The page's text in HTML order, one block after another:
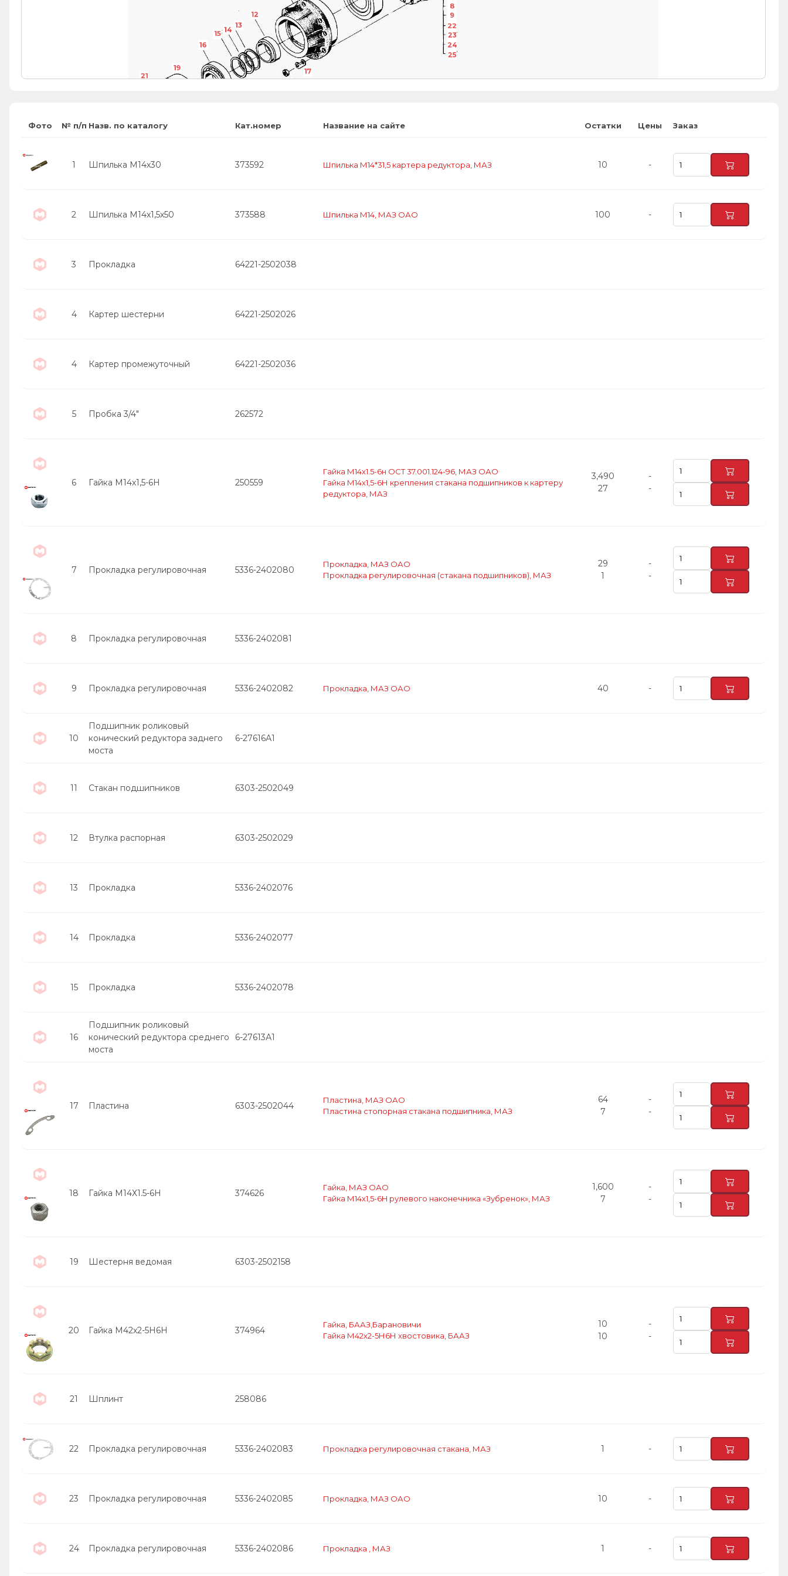
13
25
24
23
22
21
19
18
17
16
15 14
12 9
8
Фото № п/п Назв. по каталогу Кат.номер Название на сайте Остатки Цены Заказ
1 Шпилька М14х30 373592 Шпилька М14*31,5 картера редуктора, МАЗ 10 -
2 Шпилька М14х1,5х50 373588 Шпилька М14, МАЗ ОАО 100 -
3 Прокладка 64221-2502038
4 Картер шестерни 64221-2502026
4 Картер промежуточный 64221-2502036
5 Пробка 3/4" 262572
6 Гайка М14х1,5-6Н 250559
Гайка М14х1.5-6н ОСТ 37.001.124-96, МАЗ ОАО
Гайка М14х1,5-6Н крепления стакана подшипников к картеру
редуктора, МАЗ
3,490
27
-
-
7 Прокладка регулировочная 5336-2402080
Прокладка, МАЗ ОАО
Прокладка регулировочная (стакана подшипников), МАЗ
29
1
-
-
8 Прокладка регулировочная 5336-2402081
9 Прокладка регулировочная 5336-2402082 Прокладка, МАЗ ОАО 40 -
10
Подшипник роликовый
конический редуктора заднего
моста
6-27616А1
11 Стакан подшипников 6303-2502049
12 Втулка распорная 6303-2502029
13 Прокладка 5336-2402076
14 Прокладка 5336-2402077
15 Прокладка 5336-2402078
16
Подшипник роликовый
конический редуктора среднего
моста
6-27613А1
17 Пластина 6303-2502044
Пластина, МАЗ ОАО
Пластина стопорная стакана подшипника, МАЗ
64
7
-
-
18 Гайка М14Х1.5-6Н 374626
Гайка, МАЗ ОАО
Гайка М14х1,5-6H рулевого наконечника «Зубренок», МАЗ
1,600
7
-
-
19 Шестерня ведомая 6303-2502158
20 Гайка М42х2-5Н6Н 374964
Гайка, БААЗ,Барановичи
Гайка М42х2-5Н6Н хвостовика, БААЗ
10
10
-
-
21 Шплинт 258086
22 Прокладка регулировочная 5336-2402083 Прокладка регулировочная стакана, МАЗ 1 -
23 Прокладка регулировочная 5336-2402085 Прокладка, МАЗ ОАО 10 -
24 Прокладка регулировочная 5336-2402086 Прокладка , МАЗ 1 -